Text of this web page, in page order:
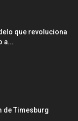
que revoluciona
a...
de Timesburg